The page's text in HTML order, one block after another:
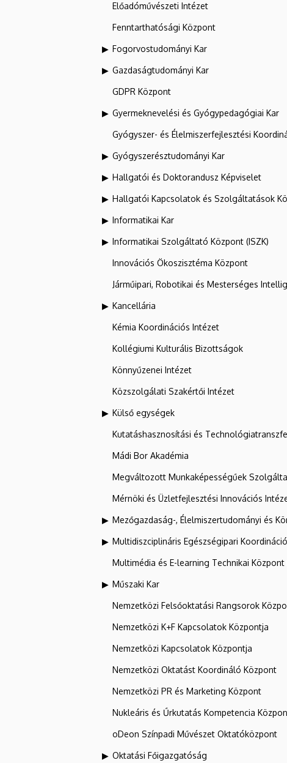
Előadóművészeti Intézet
Fenntarthatósági Központ
Fogorvostudományi Kar
Gazdaságtudományi Kar
GDPR Központ
Gyermeknevelési és Gyógypedagógiai Kar
Gyógyszer- és Élelmiszerfejlesztési
Gyógyszerésztudományi Kar
Hallgatói és Doktorandusz Képviselet
Hallgatói Kapcsolatok és Szolgáltatások
Informatikai Kar
Informatikai Szolgáltató Központ (ISZK)
Innovációs Ökoszisztéma Központ
Járműipari, Robotikai és Mesterséges
Kancellária
Kémia Koordinációs Intézet
Kollégiumi Kulturális Bizottságok
Könnyűzenei Intézet
Közszolgálati Szakértői Intézet
Külső egységek
Kutatáshasznosítási és
Mádi Bor Akadémia
Megváltozott Munkaképességűek
Mérnöki és Üzletfejlesztési Innovációs
Mezőgazdaság-, Élelmiszertudományi és
Multidiszciplináris Egészségipari
Multimédia és E-learning Technikai Központ
Műszaki Kar
Nemzetközi Felsőoktatási Rangsorok
Nemzetközi K+F Kapcsolatok Központja
Nemzetközi Kapcsolatok Központja
Nemzetközi Oktatást Koordináló Központ
Nemzetközi PR és Marketing Központ
Nukleáris és Űrkutatás Kompetencia
oDeon Színpadi Művészet Oktatóközpont
Oktatási Főigazgatóság